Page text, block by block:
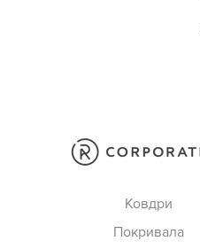
Ковдри
Покривала